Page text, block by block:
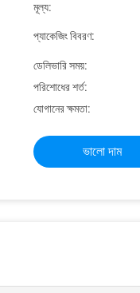
মূল্য:
প্যাকেজিং বিবরণ:
ডেলিভারি সময়:
পরিশোধের শর্ত:
যোগানের ক্ষমতা:
ভালো দাম